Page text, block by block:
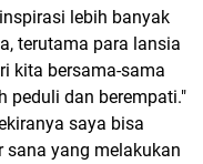
lebih banyak
terutama para lansia
kita bersama-sama
peduli dan berempati."
saya bisa
yang melakukan